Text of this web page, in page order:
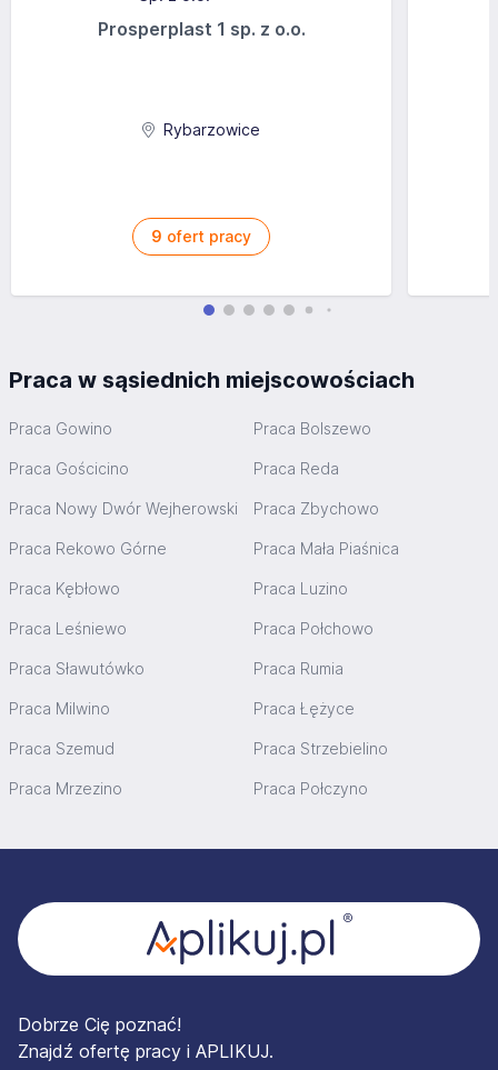
Prosperplast 1 sp. z o.o.
Rybarzowice
9 ofert pracy
Praca w sąsiednich miejscowościach
Praca Gowino Praca Bolszewo
Praca Gościcino Praca Reda
Praca Nowy Dwór Wejherowski Praca Zbychowo
Praca Rekowo Górne Praca Mała Piaśnica
Praca Kębłowo Praca Luzino
Praca Leśniewo Praca Połchowo
Praca Sławutówko Praca Rumia
Praca Milwino Praca Łężyce
Praca Szemud Praca Strzebielino
Praca Mrzezino Praca Połczyno
Dobrze Cię poznać!
Znajdź ofertę pracy i APLIKUJ.